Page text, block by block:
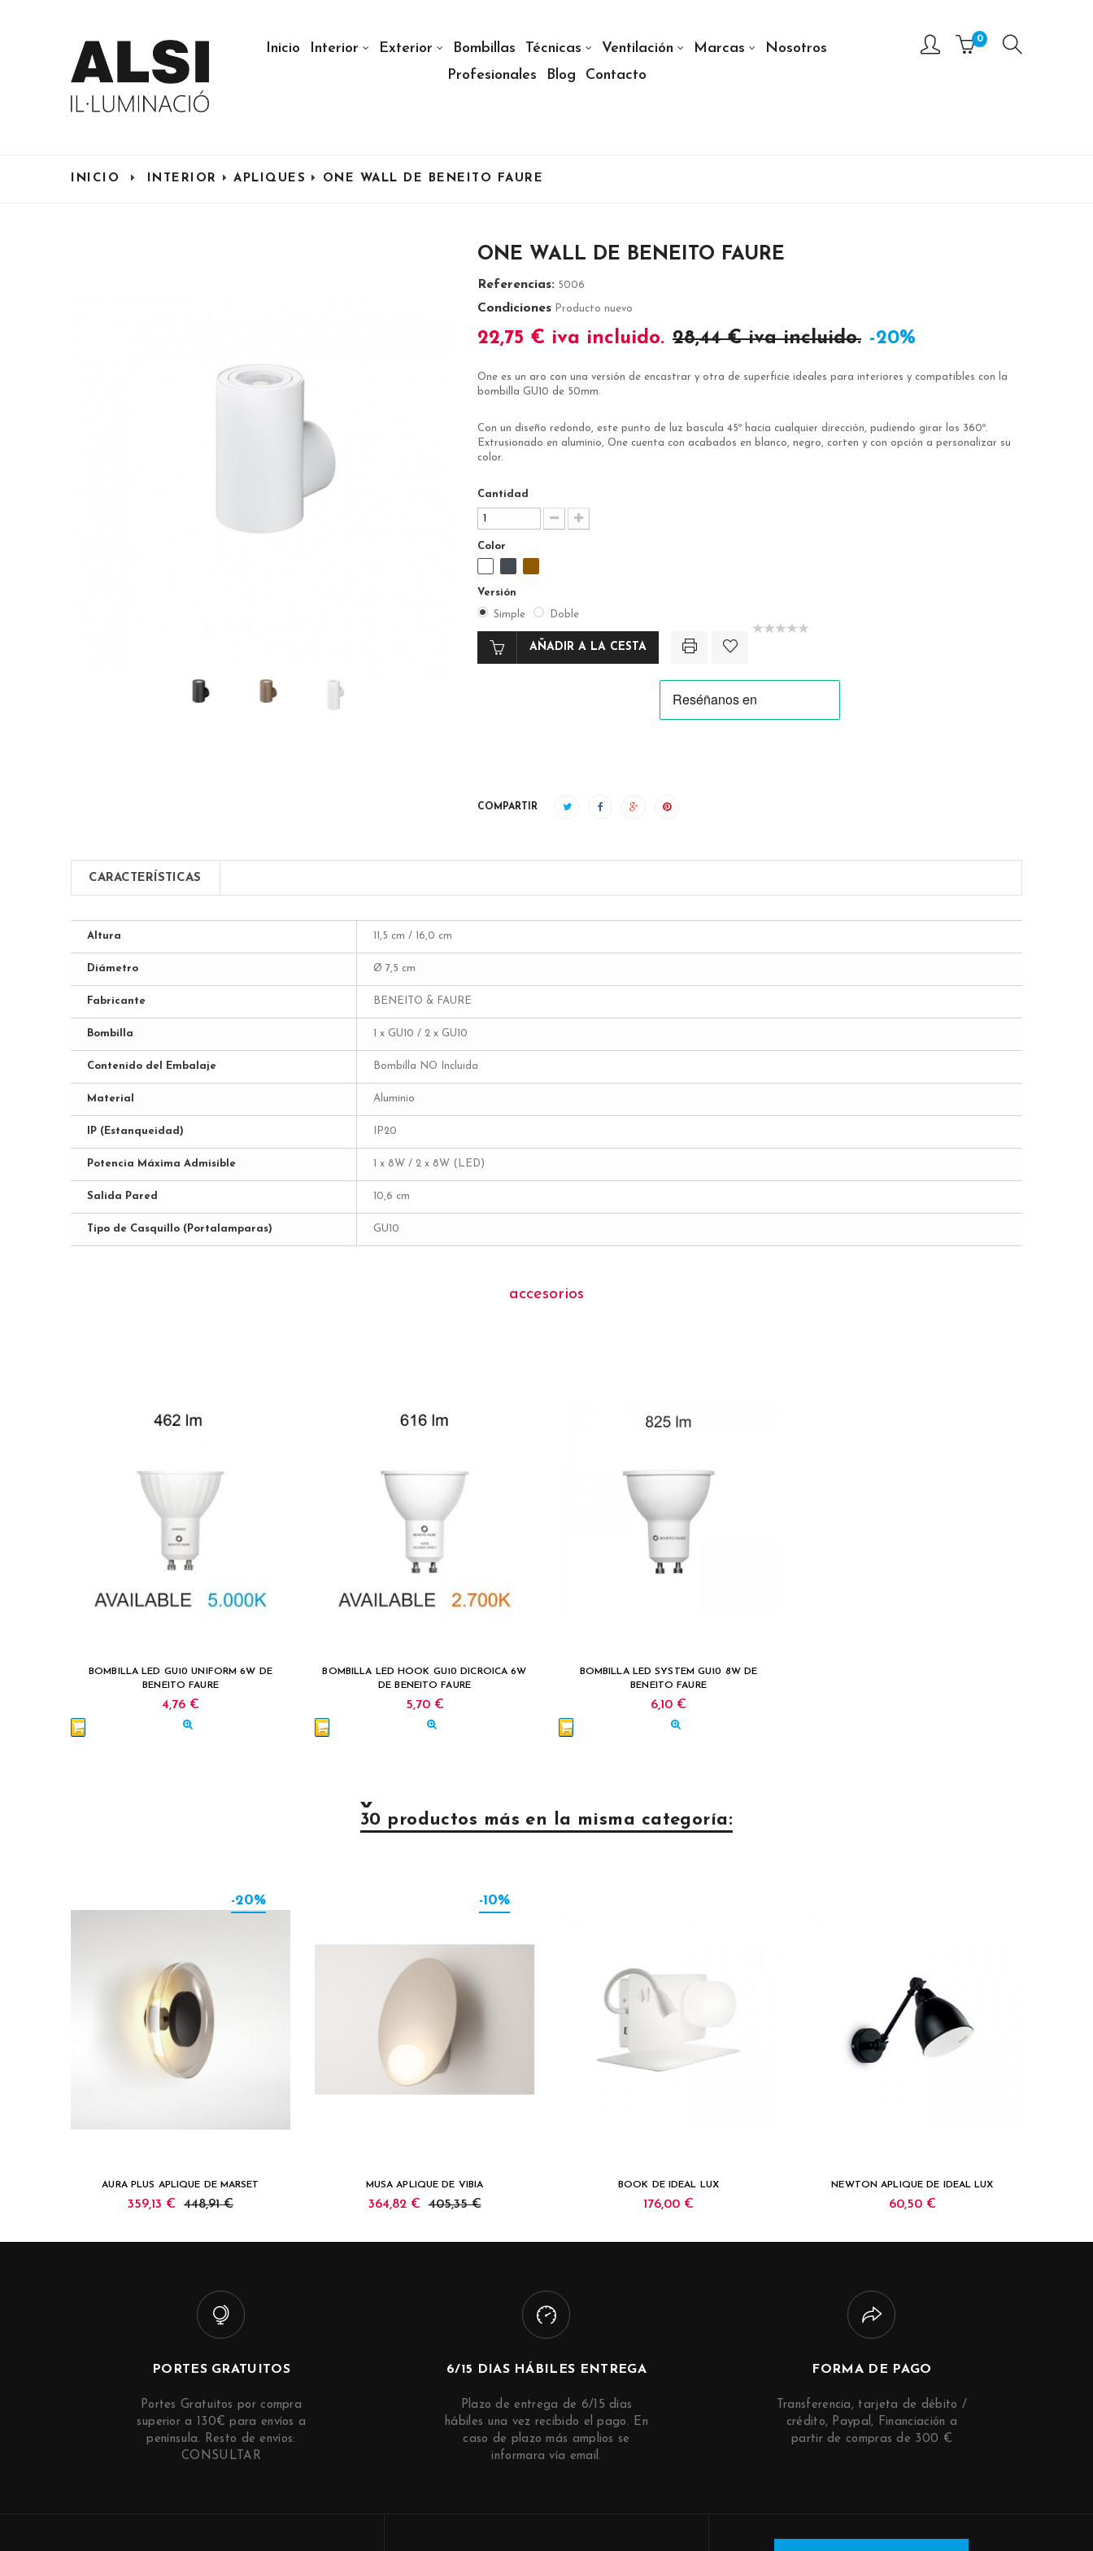
0
Inicio Interior Exterior Bombillas Técnicas Ventilación Marcas
Nosotros
Profesionales
Blog Contacto
INICIO INTERIOR APLIQUES ONE WALL DE BENEITO FAURE
ONE WALL DE BENEITO FAURE
Referencias: 5006
Condiciones Producto nuevo
22,75 € iva incluido. 28,44 €iva incluido. -20%
One es un aro con una versión de encastrar y otra de superficie ideales para interiores y compatibles con la
bombilla GU10 de 50mm.
Con un diseño redondo, este punto de luz bascula 45º hacia cualquier dirección, pudiendo girar los 360º.
Extrusionado en aluminio, One cuenta con acabados en blanco, negro, corten y con opción a personalizar su
color.
Cantidad
Color
Versión
Simple Doble
AÑADIR A LA CESTA
COMPARTIR
CARACTERÍSTICAS
Altura 11,5 cm / 16,0 cm
Diámetro Ø 7,5 cm
Fabricante BENEITO & FAURE
Bombilla 1 x GU10 / 2 x GU10
Contenido del Embalaje Bombilla NO Incluida
Material Aluminio
IP (Estanqueidad) IP20
Potencia Máxima Admisible 1 x 8W / 2 x 8W (LED)
Salida Pared 10,6 cm
Tipo de Casquillo (Portalamparas) GU10
accesorios
BOMBILLA LED GU10 UNIFORM 6W DE
BENEITO FAURE
4,76 €
BOMBILLA LED HOOK GU10 DICROICA 6W
DE BENEITO FAURE
5,70 €
BOMBILLA LED SYSTEM GU10 8W DE
BENEITO FAURE
6,10 €
30 productos más en la misma categoría:
-20%
AURA PLUS APLIQUE DE MARSET
359,13 € 448,91 €
-10%
MUSA APLIQUE DE VIBIA
364,82 € 405,35 €
BOOK DE IDEAL LUX
176,00 €
NEWTON APLIQUE DE IDEAL LUX
60,50 €
PORTES GRATUITOS
Portes Gratuitos por compra
superior a 130€ para envíos a
península. Resto de envíos:
CONSULTAR
6/15 DIAS HÁBILES ENTREGA
Plazo de entrega de 6/15 días
hábiles una vez recibido el pago. En
caso de plazo más amplios se
informara vía email.
FORMA DE PAGO
Transferencia, tarjeta de débito /
crédito, Paypal, Financiación a
partir de compras de 300 €